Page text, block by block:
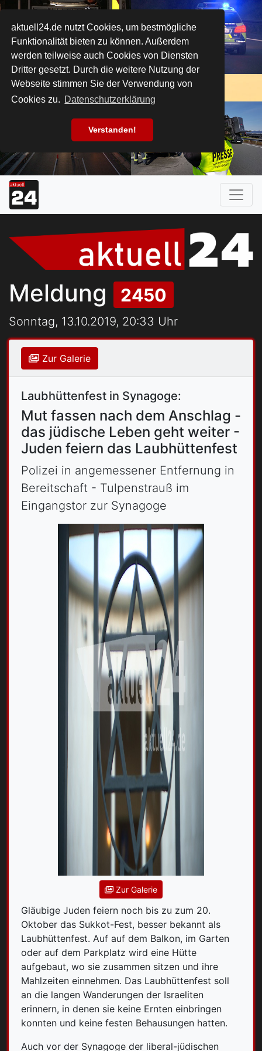
aktuell24.de nutzt Cookies, um bestmögliche
Funktionalität bieten zu können. Außerdem
werden teilweise auch Cookies von Diensten
Dritter gesetzt. Durch die weitere Nutzung der
Webseite stimmen Sie der Verwendung von
Cookies zu. Datenschutzerklärung
Verstanden!
Meldung 2450
Sonntag, 13.10.2019, 20:33 Uhr
Zur Galerie
Laubhüttenfest in Synagoge:
Mut fassen nach dem Anschlag -
das jüdische Leben geht weiter -
Juden feiern das Laubhüttenfest
Polizei in angemessener Entfernung in
Bereitschaft - Tulpenstrauß im
Eingangstor zur Synagoge
Zur Galerie
Gläubige Juden feiern noch bis zu zum 20.
Oktober das Sukkot-Fest, besser bekannt als
Laubhüttenfest. Auf auf dem Balkon, im Garten
oder auf dem Parkplatz wird eine Hütte
aufgebaut, wo sie zusammen sitzen und ihre
Mahlzeiten einnehmen. Das Laubhüttenfest soll
an die langen Wanderungen der Israeliten
erinnern, in denen sie keine Ernten einbringen
konnten und keine festen Behausungen hatten.
Auch vor der Synagoge der liberal-jüdischen